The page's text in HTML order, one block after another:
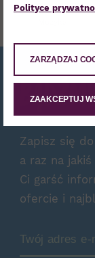
Gry
Zapisz się
a raz na
Ci garść
ofercie i
Polityce
ZARZĄDZAJ
ZAAKCEPTUJ